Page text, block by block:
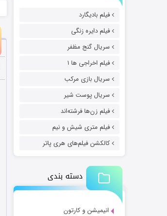
فیلم بادیگارد
فیلم دایره زنگی
سریال گنج مظفر
فیلم اخراجی ها ۱
سریال بازی مرکب
سریال پوست شیر
فیلم زن‌ها فرشته‌اند
فیلم متری شیش و نیم
کالکشن فیلم‌های هری پاتر
دسته بندی
انیمیشن و کارتون